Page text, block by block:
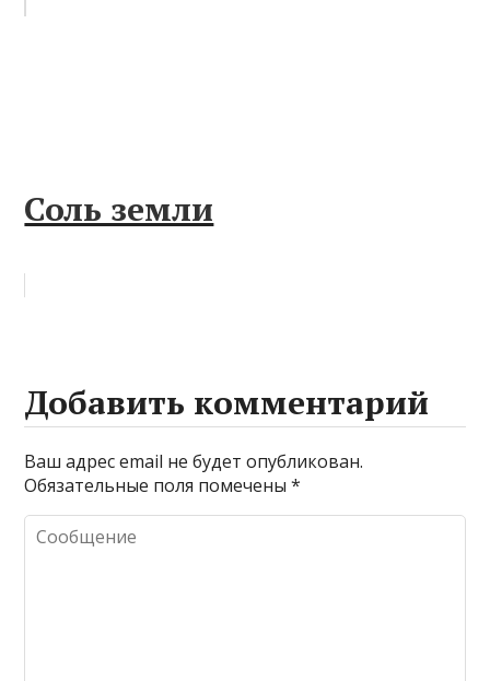
Соль земли
Добавить комментарий
Ваш адрес email не будет опубликован.
Обязательные поля помечены*